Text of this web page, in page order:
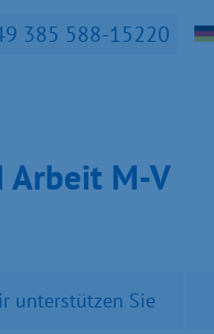
385 588-15220
Ar­beit M-V
unterstützen Sie